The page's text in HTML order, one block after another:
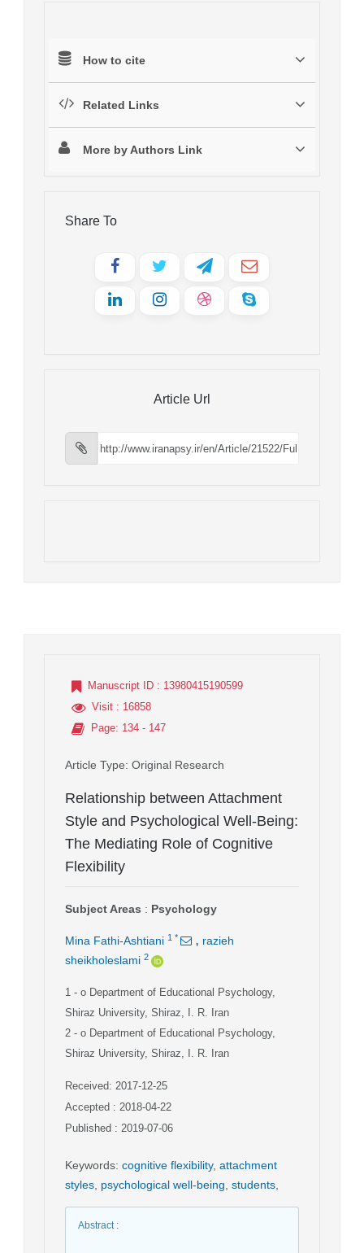
How to cite
Related Links
More by Authors Link
Share To
Article Url
Manuscript ID : 13980415190599
Visit : 16858
Page: 134 - 147
Article Type: Original Research
Relationship between Attachment
Style and Psychological Well-Being:
The Mediating Role of Cognitive
Flexibility
Subject Areas : Psychology
Mina Fathi-Ashtiani 1 * , razieh
sheikholeslami 2
1 - o Department of Educational Psychology,
Shiraz University, Shiraz, I. R. Iran
2 - o Department of Educational Psychology,
Shiraz University, Shiraz, I. R. Iran
Received: 2017-12-25
Accepted : 2018-04-22
Published : 2019-07-06
Keywords: cognitive flexibility, attachment
styles psychological well-being students
Abstract: